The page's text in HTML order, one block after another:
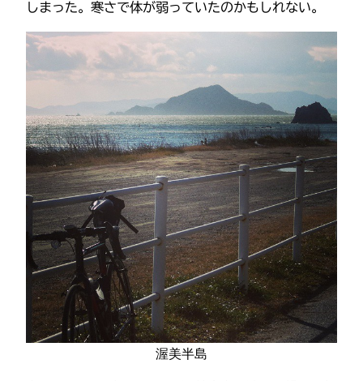
しまった。寒さで体が弱っていたのかもしれない。
渥美半島